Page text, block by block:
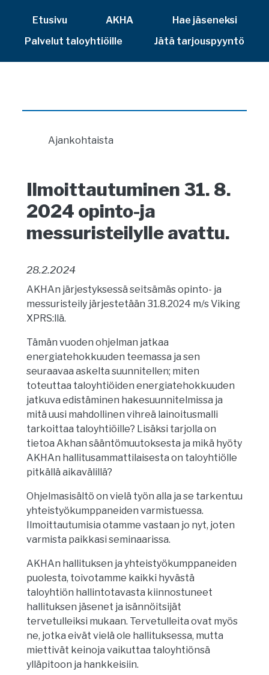
Etusivu AKHA
Hae jäseneksi
Palvelut taloyhtiöille
Jätä tarjouspyyntö
Ajankohtaista
Ilmoittautuminen 31. 8.
2024 opinto-ja
messuristeilylle avattu.
28.2.2024
AKHAn järjestyksessä seitsämäs opinto- ja
messuristeily järjestetään 31.8.2024 m/s Viking
XPRS:llä.
Tämän vuoden ohjelman jatkaa
energiatehokkuuden teemassa ja sen
seuraavaa askelta suunnitellen; miten
toteuttaa taloyhtiöiden energiatehokkuuden
jatkuva edistäminen hakesuunnitelmissa ja
mitä uusi mahdollinen vihreä lainoitusmalli
tarkoittaa taloyhtiöille? Lisäksi tarjolla on
tietoa Akhan sääntömuutoksesta ja mikä hyöty
AKHAn hallitusammattilaisesta on taloyhtiölle
pitkällä aikavälillä?
Ohjelmasisältö on vielä työn alla ja se tarkentuu
yhteistyökumppaneiden varmistuessa.
Ilmoittautumisia otamme vastaan jo nyt, joten
varmista paikkasi seminaarissa.
AKHAn hallituksen ja yhteistyökumppaneiden
puolesta, toivotamme kaikki hyvästä
taloyhtiön hallintotavasta kiinnostuneet
hallituksen jäsenet ja isännöitsijät
tervetulleiksi mukaan. Tervetulleita ovat myös
ne, jotka eivät vielä ole hallituksessa, mutta
miettivät keinoja vaikuttaa taloyhtiönsä
ylläpitoon ja hankkeisiin.